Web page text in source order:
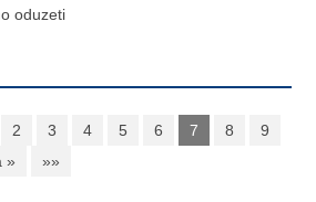
oduzeti
2 3 4 5 6 7 8
9
» »»